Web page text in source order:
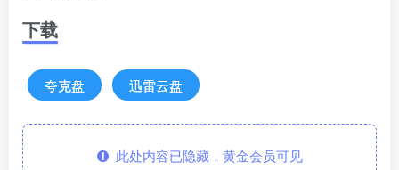
下载
夸克盘 迅雷云盘
此处内容已隐藏，黄金会员可见